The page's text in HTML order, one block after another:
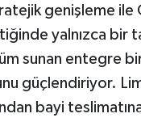
genişleme ile
yalnızca bir
sunan entegre
güçlendiriyor.
bayi